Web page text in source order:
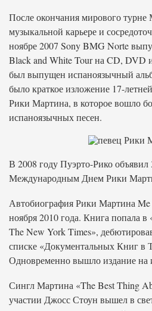
После окончания мирового турне
музыкальной карьере и
ноябре 2007 Sony BMG Norte
Black and White Tour на CD, DVD
был выпущен испаноязычный
было краткое изложение 17-
Рики Мартина, в которое вошло
испаноязычных песен.
В 2008 году Пуэрто-Рико объявил
Международным Днем Рики
Автобиография Рики Мартина
ноября 2010 года. Книга попала в
The New York Times»,
списке «Документальных Книг в
Одновременно вышло издание на
Сингл Мартина «The Best Thing
участии Джосс Стоун вышел в